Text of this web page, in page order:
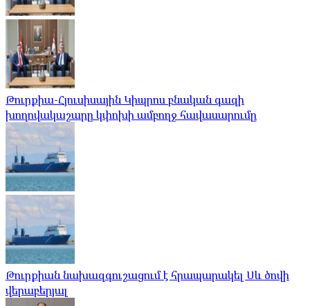
Թուրքիա-Հյուսիսային Կիպրոս բնական գազի
խողովակաշարը կփոխի ամբողջ հավասարումը
Թուրքիան նախազգուշացում է հրապարակել Սև ծովի
վերաբերյալ